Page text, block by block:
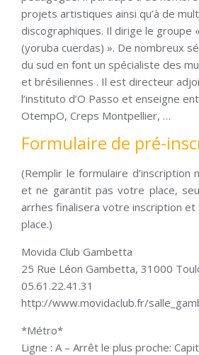
projets artistiques ainsi qu’à de
discographiques. Il dirige le groupe
(yoruba cuerdas) ». De nombreux
du sud en font un spécialiste des
et brésiliennes . Il est directeur
l’instituto d’O Passo et enseigne
OtempO, Creps Montpellier, …
Formulaire de pré-
(Remplir le formulaire d’inscription
et ne garantit pas votre place,
arrhes finalisera votre inscription
place.)
Movida Club Gambetta
25 Rue Léon Gambetta, 31000
05.61.22.41.31
http://www.movidaclub.fr/
*Métro*
Ligne : A – Arrêt le plus proche: